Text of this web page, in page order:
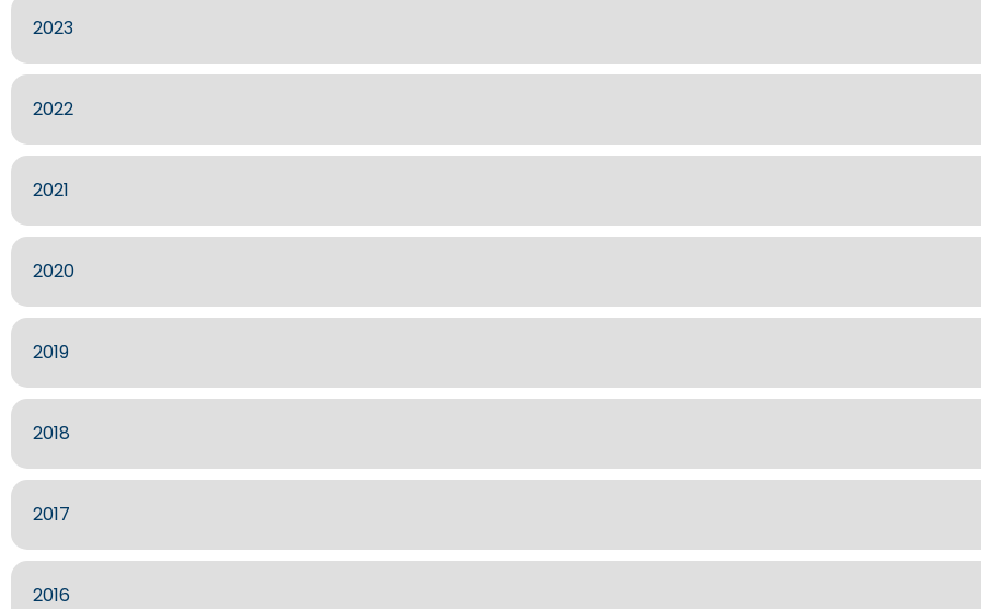
2023
2022
2021
2020
2019
2018
2017
2016